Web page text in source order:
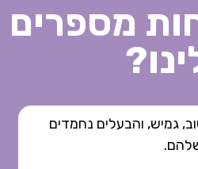
מספרים
גמיש, והבעלים נחמדים